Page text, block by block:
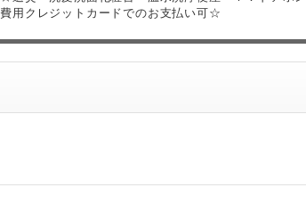
用クレジットカードでのお支払い可☆